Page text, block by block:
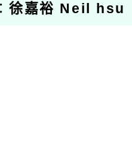
徐嘉裕 Neil hsu